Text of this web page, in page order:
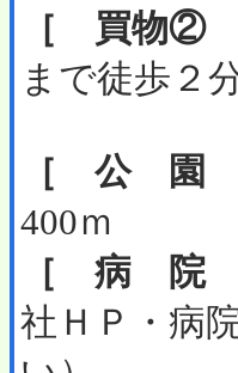
［ 買物②
まで徒歩２
［ 公 園
400ｍ
［ 病 院
社ＨＰ・病